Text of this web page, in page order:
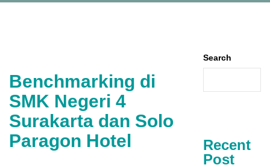
Benchmarking di
SMK Negeri 4
Surakarta dan Solo
Paragon Hotel
Search
Recent
Post